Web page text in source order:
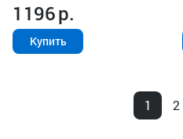
1196р.
Купить
1 2